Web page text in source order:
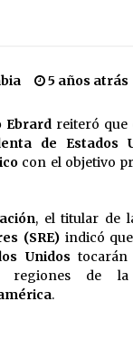
atrás
a funcionario por
Josué
atrás
en peajes de
Itzel Castillo será la
5 años atrás
Ebrard reiteró que
de Estados
con el objetivo
, el titular de
(SRE)indicó que
Unidos
regiones de
.